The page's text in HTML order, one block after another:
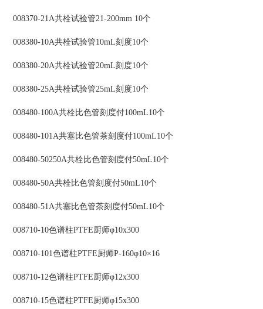
008370-21A共栓试验管21-200mm 10个
008380-10A共栓试验管10mL刻度10个
008380-20A共栓试验管20mL刻度10个
008380-25A共栓试验管25mL刻度10个
008480-100A共栓比色管刻度付100mL10个
008480-101A共塞比色管茶刻度付100mL10个
008480-50250A共栓比色管刻度付50mL10个
008480-50A共栓比色管刻度付50mL10个
008480-51A共塞比色管茶刻度付50mL10个
008710-10色谱柱PTFE厨师φ10x300
008710-101色谱柱PTFE厨师P-160φ10×16
008710-12色谱柱PTFE厨师φ12x300
008710-15色谱柱PTFE厨师φ15x300